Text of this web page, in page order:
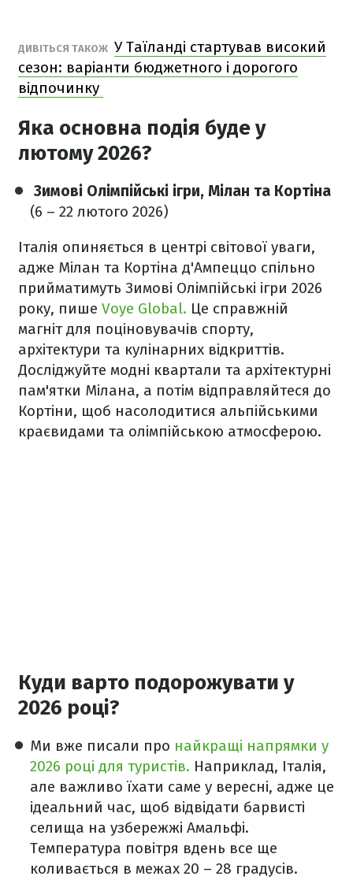
ДИВІТЬСЯ ТАКОЖ У Таїланді стартував високий
сезон: варіанти бюджетного і дорогого
відпочинку
Яка основна подія буде у
лютому 2026?
Зимові Олімпійські ігри, Мілан та Кортіна
(6 – 22 лютого 2026)
Італія опиняється в центрі світової уваги,
адже Мілан та Кортіна д'Ампеццо спільно
прийматимуть Зимові Олімпійські ігри 2026
року, пише Voye Global. Це справжній
магніт для поціновувачів спорту,
архітектури та кулінарних відкриттів.
Досліджуйте модні квартали та архітектурні
пам'ятки Мілана, а потім відправляйтеся до
Кортіни, щоб насолодитися альпійськими
краєвидами та олімпійською атмосферою.
Куди варто подорожувати у
2026 році?
Ми вже писали про найкращі напрямки у
2026 році для туристів. Наприклад, Італія,
але важливо їхати саме у вересні, адже це
ідеальний час, щоб відвідати барвисті
селища на узбережжі Амальфі.
Температура повітря вдень все ще
коливається в межах 20 – 28 градусів.